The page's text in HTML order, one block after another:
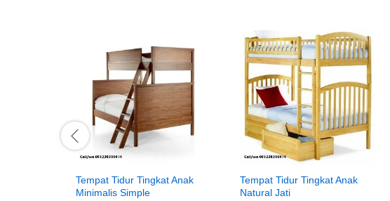
Tempat Tidur Tingkat Anak
Minimalis Simple
Tempat Tidur Tingkat Anak
Natural Jati